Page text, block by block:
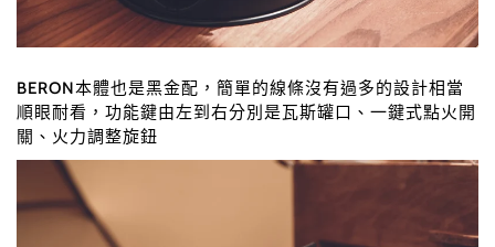
BERON本體也是黑金配，簡單的線條沒有過多的設計相當
順眼耐看，功能鍵由左到右分別是瓦斯罐口 、 一鍵式點火開
關 、火力調整旋鈕